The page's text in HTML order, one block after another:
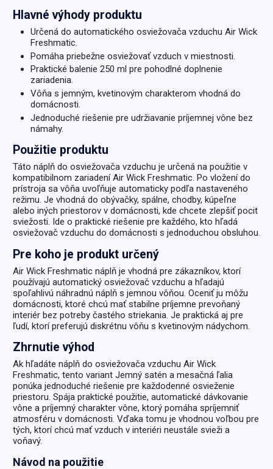
Hlavné výhody produktu
Určená do automatického osviežovača vzduchu Air Wick
Freshmatic.
Pomáha priebežne osviežovať vzduch v miestnosti.
Praktické balenie 250 ml pre pohodlné doplnenie
zariadenia.
Vôňa s jemným, kvetinovým charakterom vhodná do
domácnosti.
Jednoduché riešenie pre udržiavanie príjemnej vône bez
námahy.
Použitie produktu
Táto náplň do osviežovača vzduchu je určená na použitie v
kompatibilnom zariadení Air Wick Freshmatic. Po vložení do
prístroja sa vôňa uvoľňuje automaticky podľa nastaveného
režimu. Je vhodná do obývačky, spálne, chodby, kúpeľne
alebo iných priestorov v domácnosti, kde chcete zlepšiť pocit
sviežosti. Ide o praktické riešenie pre každého, kto hľadá
osviežovač vzduchu do domácnosti s jednoduchou obsluhou.
Pre koho je produkt určený
Air Wick Freshmatic náplň je vhodná pre zákazníkov, ktorí
používajú automatický osviežovač vzduchu a hľadajú
spoľahlivú náhradnú náplň s jemnou vôňou. Oceniť ju môžu
domácnosti, ktoré chcú mať stabilne príjemne prevoňaný
interiér bez potreby častého striekania. Je praktická aj pre
ľudí, ktorí preferujú diskrétnu vôňu s kvetinovým nádychom.
Zhrnutie výhod
Ak hľadáte náplň do osviežovača vzduchu Air Wick
Freshmatic, tento variant Jemný satén a mesačná ľalia
ponúka jednoduché riešenie pre každodenné osvieženie
priestoru. Spája praktické použitie, automatické dávkovanie
vône a príjemný charakter vône, ktorý pomáha spríjemniť
atmosféru v domácnosti. Vďaka tomu je vhodnou voľbou pre
tých, ktorí chcú mať vzduch v interiéri neustále svieži a
voňavý.
Návod na použitie